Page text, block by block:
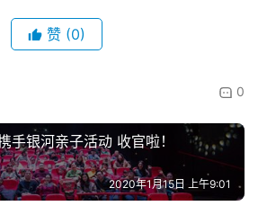
赞 (0)
0
手银河亲子活动 收官啦！
2020年1月15日 上午9:01